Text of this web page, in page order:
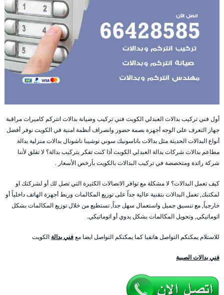
أول فني تركيب بدالات العبدلي الكويت فني تركيب وصيانة بدالات انتركم كاميرات مراقبة
جهاز التعرف على الوجه أجهزة بصمة حضور وانصراف أنظمة امنية في الكويت نوفر أفضل
أنواع البدالات الحديثة مثل بدالات باناسونيك سوني توشيبا ناشونال بدالات منزلية بدالة
مطاعم بدالات شركات بدالة العبدلي الكويت أذا كنت تفكر بتركيب بدالة؟ لا تقلق لأننا
شركة رائدة ومتخصصة في تركيب البدالات بالكويت بأرخص الأسعار .
كيف تعمل البدالات؟ لا مشكلة مع توافر الاتصالات الكثيرة التي تصل لك أو لشركتك او
لمكتبك, تعمل البدالات بتقنية عالية جداً على توزيع المكالمات وربط أجهزة الهاتف داخلياً أو
خارجياً, مع تنسيق جميل واستعمال سهل جداً, تستطيع من خلال توزيع المكالمات بشكل
اتوماتيكي, وتحويل المكالمات بشكل يدوي أو اتوماتيكي.
للاستلام يمكنكم التواصل هاتفيا كما يمكنكم التواصل ايضا معفني بدالة الكويت
فني بدالات الصبية